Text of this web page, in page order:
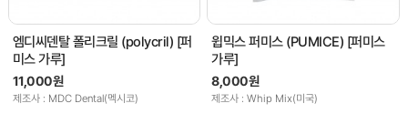
엠디씨덴탈 폴리크릴 (polycril) [퍼
미스 가루]
11,000원
제조사 : MDC Dental(멕시코)
윕믹스 퍼미스 (PUMICE) [퍼미스
가루]
8,000원
제조사 : Whip Mix(미국)